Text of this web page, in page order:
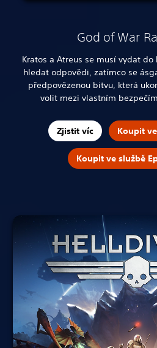
God of War
Kratos a Atreus se musí vydat
hledat odpovědi, zatímco se
předpovězenou bitvu, která
volit mezi vlastním
Zjistit víc Koupit
Koupit ve službě